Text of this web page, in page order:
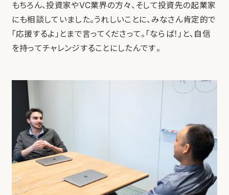
もちろん、投資家やVC業界の方々、そして投資先の起業家
にも相談していました。うれしいことに、みなさん肯定的で
「応援するよ」とまで言ってくださって。「ならば！」と、自信
を持ってチャレンジすることにしたんです。